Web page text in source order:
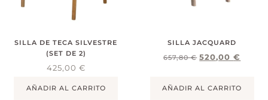
SILLA DE TECA SILVESTRE
(SET DE 2)
425,00 €
AÑADIR AL CARRITO
SILLA JACQUARD
657,80€ 520,00€
AÑADIR AL CARRITO